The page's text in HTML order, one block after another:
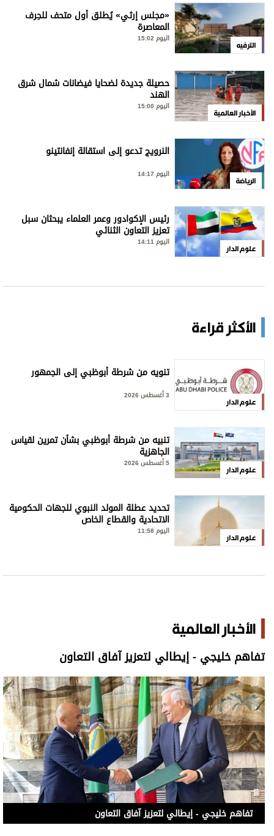
الترفيه
«مجلس إرثي» يُطلق أول متحف للحِرف
المعاصرة
اليوم 15:02
الأخبار العالمية
حصيلة جديدة لضحايا فيضانات شمال شرق
الهند
اليوم 15:00
الرياضة
النرويج تدعو إلى استقالة إنفانتينو
اليوم 14:17
علوم الدار
رئيس الإكوادور وعمر العلماء يبحثان سبل
تعزيز التعاون الثنائي
اليوم 14:11
الأكثر قراءة
علوم الدار
تنويه من شرطة أبوظبي إلى الجمهور
علوم الدار
تنبيه من شرطة أبوظبي بشأن تمرين لقياس
الجاهزية
5 أغسطس 2026
علوم الدار
تحديد عطلة المولد النبوي للجهات الحكومية
الاتحادية والقطاع الخاص
اليوم 11:58
الأخبار العالمية
تفاهم خليجي - إيطالي لتعزيز آفاق التعاون
تفاهم خليجي - إيطالي لتعزيز آفاق التعاون